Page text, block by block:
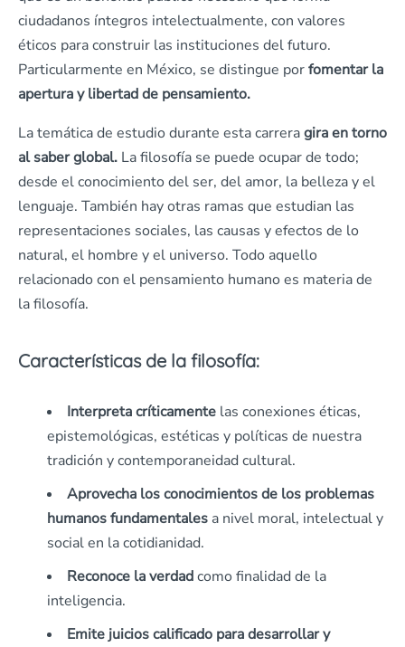
ciudadanos íntegros intelectualmente, con valores
éticos para construir las instituciones del futuro.
Particularmente en México, se distingue porfomentar la
apertura y libertad de pensamiento.
La temática de estudio durante esta carreragira en torno
al saber global. La filosofía se puede ocupar de todo;
desde el conocimiento del ser, del amor, la belleza y el
lenguaje. También hay otras ramas que estudian las
representaciones sociales, las causas y efectos de lo
natural, el hombre y el universo. Todo aquello
relacionado con el pensamiento humano es materia de
la filosofía.
Características de la filosofía:
Interpreta críticamente las conexiones éticas,
epistemológicas, estéticas y políticas de nuestra
tradición y contemporaneidad cultural.
Aprovecha los conocimientos de los problemas
humanos fundamentales a nivel moral, intelectual y
social en la cotidianidad.
Reconoce la verdadcomo finalidad de la
inteligencia.
Emite juicios calificado para desarrollar y